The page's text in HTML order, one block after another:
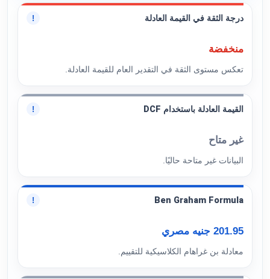
درجة الثقة في القيمة العادلة !
منخفضة
تعكس مستوى الثقة في التقدير العام للقيمة العادلة.
القيمة العادلة باستخدام DCF !
غير متاح
البيانات غير متاحة حاليًا.
Ben Graham Formula
!
201.95 جنيه مصري
معادلة بن غراهام الكلاسيكية للتقييم.